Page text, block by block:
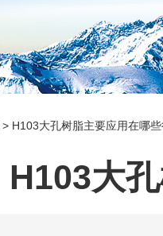
> H103大孔树脂主要应用在哪
H103大